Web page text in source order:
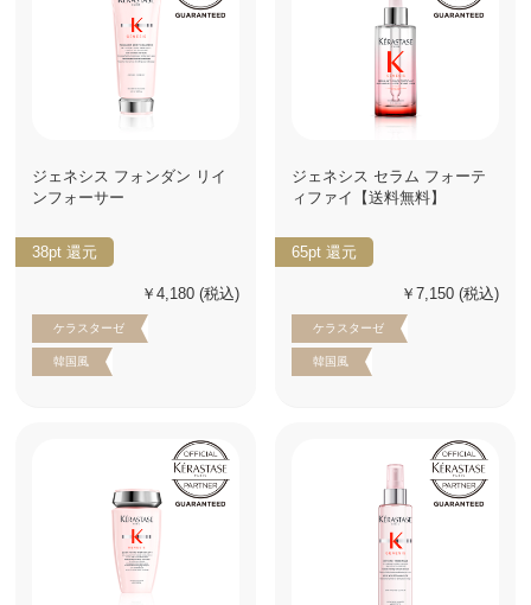
ジェネシス フォンダン リイ
ンフォーサー
38pt 還元
￥4,180 (税込)
ケラスターゼ
韓国風
ジェネシス セラム フォーテ
ィファイ【送料無料】
65pt 還元
￥7,150 (税込)
ケラスターゼ
韓国風